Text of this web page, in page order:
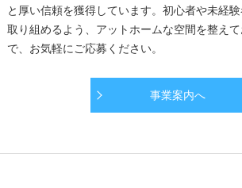
と厚い信頼を獲得しています。初心者や未経
取り組めるよう、アットホームな空間を整え
で、お気軽にご応募ください。
事業案内へ